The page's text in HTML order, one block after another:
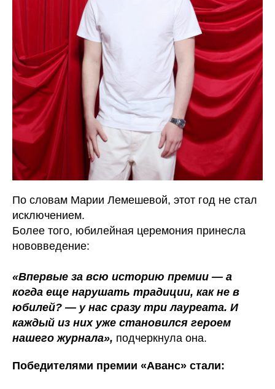
По словам Марии Лемешевой, этот год не стал
исключением.
Более того, юбилейная церемония принесла
нововведение:
«Впервые за всю историю премии — а
когда еще нарушать традиции, как не в
юбилей? — у нас сразу три лауреата. И
каждый из них уже становился героем
нашего журнала», подчеркнула она.
Победителями премии «Аванс» стали: